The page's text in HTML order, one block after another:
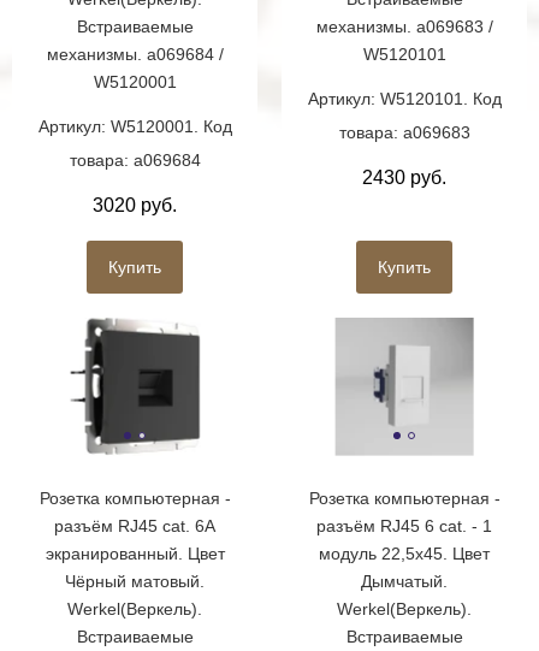
Встраиваемые
механизмы. a069684 /
W5120001
Артикул: W5120001. Код
товара: a069684
3020 руб.
Купить
механизмы. a069683 /
W5120101
Артикул: W5120101. Код
товара: a069683
2430 руб.
Купить
Розетка компьютерная -
разъём RJ45 cat. 6A
экранированный. Цвет
Чёрный матовый.
Werkel(Веркель).
Встраиваемые
Розетка компьютерная -
разъём RJ45 6 cat. - 1
модуль 22,5х45. Цвет
Дымчатый.
Werkel(Веркель).
Встраиваемые